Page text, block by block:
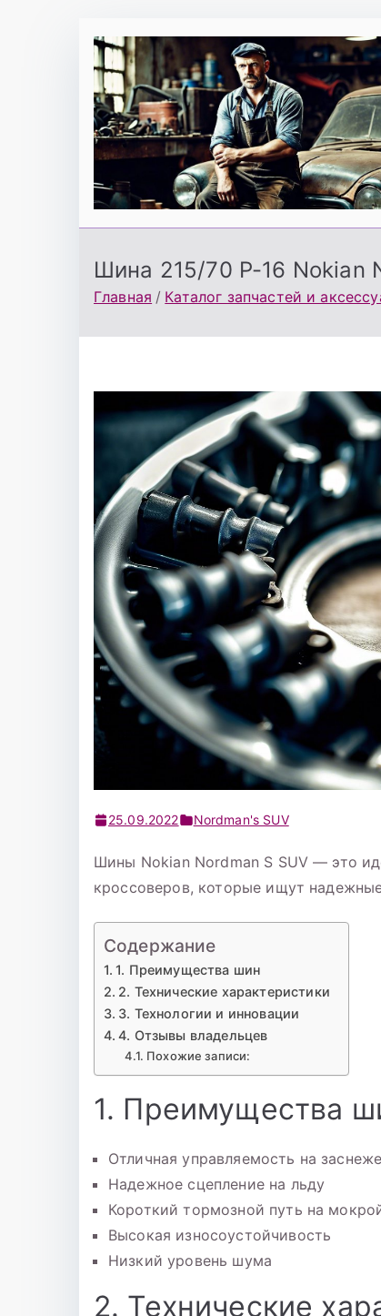
содержимому
Шина 215/70 Р-16 Nokian
Главная Каталог запчастей и
25.09.2022 Nordman's SUV
Шины Nokian Nordman S SUV — это
кроссоверов, которые ищут
Содержание
1. Преимущества шин
2. Технические характеристики
3. Технологии и инновации
4. Отзывы владельцев
Похожие записи:
1. Преимущества
Отличная управляемость на
Надежное сцепление на льду
Короткий тормозной путь на
Высокая износоустойчивость
Низкий уровень шума
2. Технические